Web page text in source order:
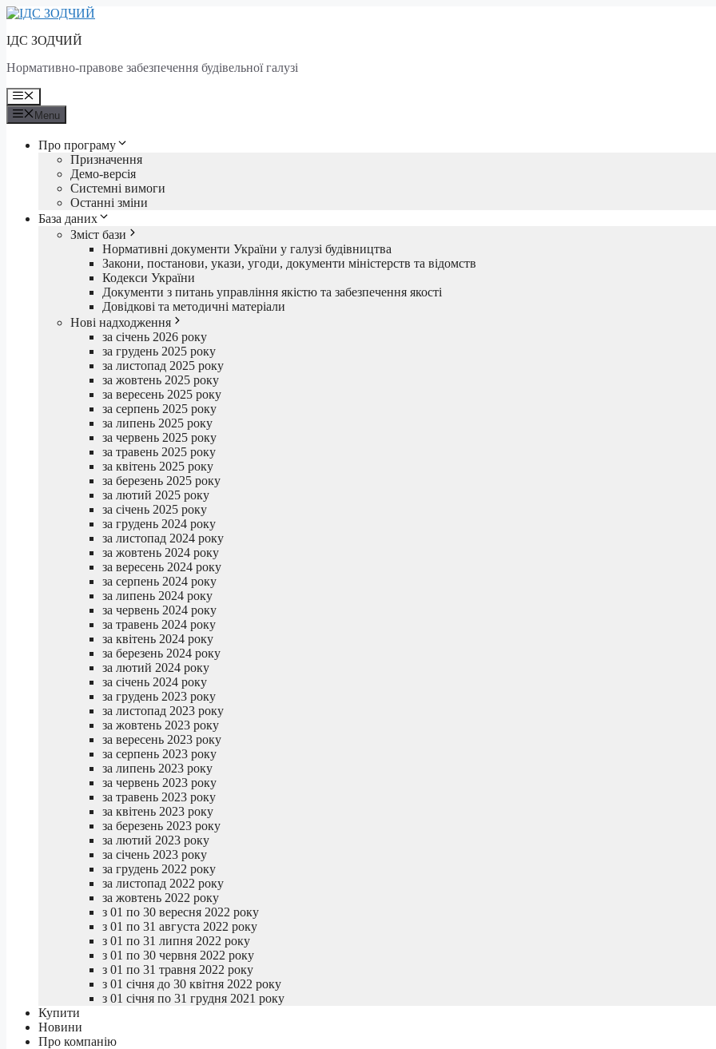
Skip
content
ІДС ЗОДЧИЙ
Нормативно-правове забезпечення будівельної галузі
Menu
Menu
Про програму
Призначення
Демо-версія
Системні вимоги
Останні зміни
База даних
Зміст бази
Нормативні документи України у галузі будівництва
Закони, постанови, укази, угоди, документи міністерств та відомств
Кодекси України
Документи з питань управління якістю та забезпечення якості
Довідкові та методичні матеріали
Нові надходження
за січень 2026 року
за грудень 2025 року
за листопад 2025 року
за жовтень 2025 року
за вересень 2025 року
за серпень 2025 року
за липень 2025 року
за червень 2025 року
за травень 2025 року
за квітень 2025 року
за березень 2025 року
за лютий 2025 року
за січень 2025 року
за грудень 2024 року
за листопад 2024 року
за жовтень 2024 року
за вересень 2024 року
за серпень 2024 року
за липень 2024 року
за червень 2024 року
за травень 2024 року
за квітень 2024 року
за березень 2024 року
за лютий 2024 року
за січень 2024 року
за грудень 2023 року
за листопад 2023 року
за жовтень 2023 року
за вересень 2023 року
за серпень 2023 року
за липень 2023 року
за червень 2023 року
за травень 2023 року
за квітень 2023 року
за березень 2023 року
за лютий 2023 року
за січень 2023 року
за грудень 2022 року
за листопад 2022 року
за жовтень 2022 року
з 01 по 30 вересня 2022 року
з 01 по 31 августа 2022 року
з 01 по 31 липня 2022 року
з 01 по 30 червня 2022 року
з 01 по 31 травня 2022 року
з 01 січня до 30 квітня 2022 року
з 01 січня по 31 грудня 2021 року
Купити
Новини
Про компанію